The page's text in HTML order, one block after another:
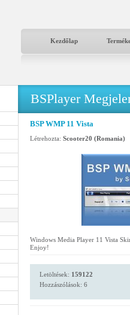
Kezdőlap
BSPlayer
BSP WMP 11 Vista
Létrehozta: Scooter20 (Romania)
Windows Media Player 11 Vista
Enjoy!
Letöltések: 159122
Hozzászólások: 6